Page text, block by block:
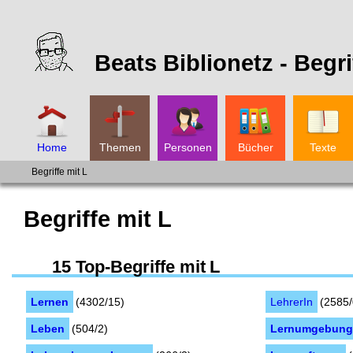
Beats Biblionetz -
Home Themen Personen Bücher Texte
Begriffe mit L
Begriffe mit L
15 Top-Begriffe mit L
Lernen (4302/15) LehrerIn
Leben (504/2) Lernumgebung